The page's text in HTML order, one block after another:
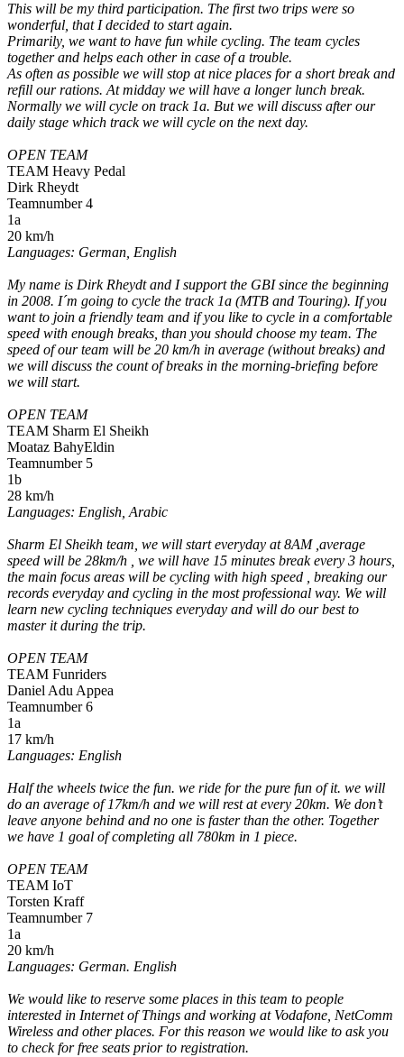
This will be my third participation. The first two trips were so
wonderful, that I decided to start again.
Primarily, we want to have fun while cycling. The team cycles
together and helps each other in case of a trouble.
As often as possible we will stop at nice places for a short break and
refill our rations. At midday we will have a longer lunch break.
Normally we will cycle on track 1a. But we will discuss after our
daily stage which track we will cycle on the next day.
OPEN TEAM
TEAM Heavy Pedal
Dirk Rheydt
Teamnumber 4
1a
20 km/h
Languages: German, English
My name is Dirk Rheydt and I support the GBI since the beginning
in 2008. I´m going to cycle the track 1a (MTB and Touring). If you
want to join a friendly team and if you like to cycle in a comfortable
speed with enough breaks, than you should choose my team. The
speed of our team will be 20 km/h in average (without breaks) and
we will discuss the count of breaks in the morning-briefing before
we will start.
OPEN TEAM
TEAM Sharm El Sheikh
Moataz BahyEldin
Teamnumber 5
1b
28 km/h
Languages: English, Arabic
Sharm El Sheikh team, we will start everyday at 8AM ,average
speed will be 28km/h , we will have 15 minutes break every 3 hours,
the main focus areas will be cycling with high speed , breaking our
records everyday and cycling in the most professional way. We will
learn new cycling techniques everyday and will do our best to
master it during the trip.
OPEN TEAM
TEAM Funriders
Daniel Adu Appea
Teamnumber 6
1a
17 km/h
Languages: English
Half the wheels twice the fun. we ride for the pure fun of it. we will
do an average of 17km/h and we will rest at every 20km. We don’t
leave anyone behind and no one is faster than the other. Together
we have 1 goal of completing all 780km in 1 piece.
OPEN TEAM
TEAM IoT
Torsten Kraff
Teamnumber 7
1a
20 km/h
Languages: German. English
We would like to reserve some places in this team to people
interested in Internet of Things and working at Vodafone, NetComm
Wireless and other places. For this reason we would like to ask you
to check for free seats prior to registration.